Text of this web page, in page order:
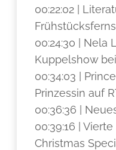
00:22:02 |
00:24:30 | Nela
Kuppelshow bei
00:34:03 |
Prinzessin auf
00:36:36 |
00:39:16 | Vierte
Christmas